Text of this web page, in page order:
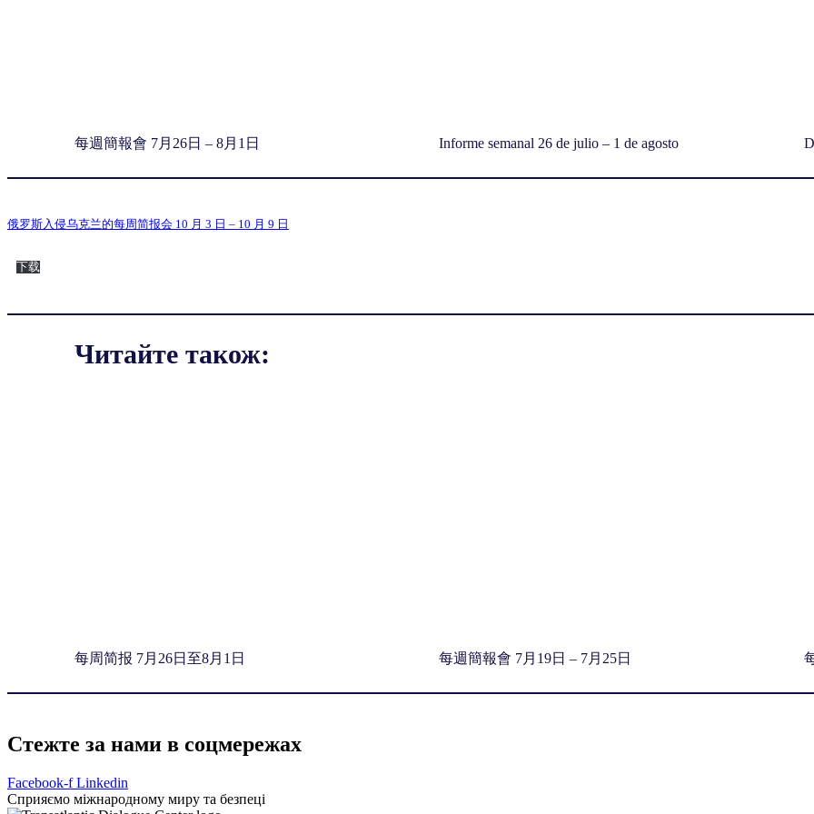
每週簡報會 7月26日 – 8月1日 Informe semanal 26 de julio – 1 de agosto
俄罗斯入侵乌克兰的每周简报会 10 月 3 日 – 10 月 9 日
下载
Читайте також:
每周简报 7月26日至8月1日 每週簡報會 7月19日 – 7月25日
Стежте за нами в соцмережах
Facebook-f Linkedin
Сприяємо міжнародному миру та безпеці